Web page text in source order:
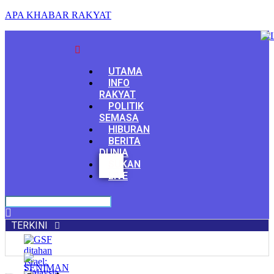
APA KHABAR RAKYAT
Menu
UTAMA
INFO
RAKYAT
POLITIK
SEMASA
HIBURAN
BERITA
DUNIA
SUKAN
LIVE
Facebook
Youtube
TERKINI